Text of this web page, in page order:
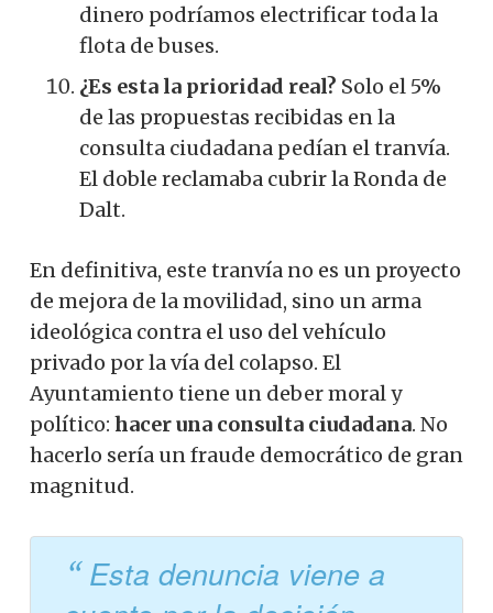
dinero podríamos electrificar toda la
flota de buses.
¿Es esta la prioridad real? Solo el 5%
de las propuestas recibidas en la
consulta ciudadana pedían el tranvía.
El doble reclamaba cubrir la Ronda de
Dalt.
En definitiva, este tranvía no es un proyecto
de mejora de la movilidad, sino un arma
ideológica contra el uso del vehículo
privado por la vía del colapso. El
Ayuntamiento tiene un deber moral y
político: hacer una consulta ciudadana. No
hacerlo sería un fraude democrático de gran
magnitud.
Esta denuncia viene a